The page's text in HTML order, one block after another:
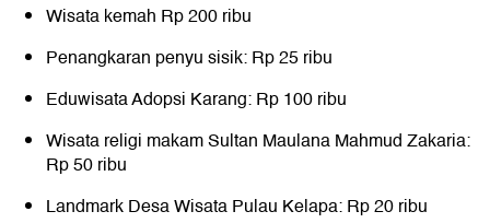
Wisata kemah Rp 200 ribu
Penangkaran penyu sisik: Rp 25 ribu
Eduwisata Adopsi Karang: Rp 100 ribu
Wisata religi makam Sultan Maulana Mahmud Zakaria:
Rp 50 ribu
Landmark Desa Wisata Pulau Kelapa: Rp 20 ribu